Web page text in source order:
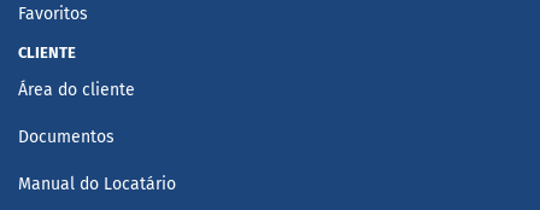
Favoritos
CLIENTE
Área do cliente
Documentos
Manual do Locatário